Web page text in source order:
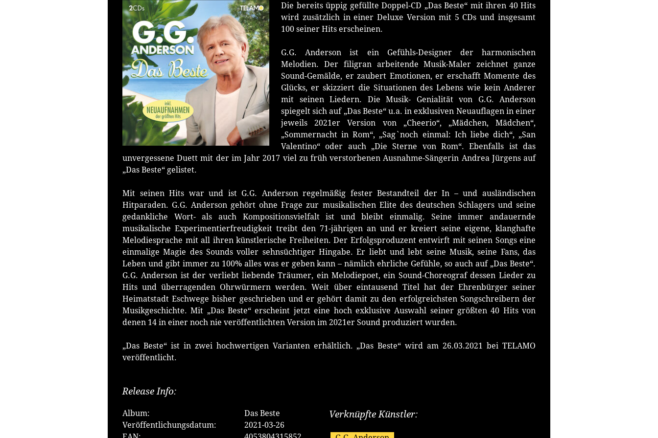
Die bereits üppig gefüllte Doppel-CD „Das Beste“ mit ihren 40 Hits
wird zusätzlich in einer Deluxe Version mit 5 CDs und insgesamt
100 seiner Hits erscheinen.
G.G. Anderson ist ein Gefühls-Designer der harmonischen
Melodien. Der filigran arbeitende Musik-Maler zeichnet ganze
Sound-Gemälde, er zaubert Emotionen, er erschafft Momente des
Glücks, er skizziert die Situationen des Lebens wie kein Anderer
mit seinen Liedern. Die Musik- Genialität von G.G. Anderson
spiegelt sich auf „Das Beste“ u.a. in exklusiven Neuauflagen in einer
jeweils 2021er Version von „Cheerio“, „Mädchen, Mädchen“,
„Sommernacht in Rom“, „Sag`noch einmal: Ich liebe dich“, „San
Valentino“ oder auch „Die Sterne von Rom“. Ebenfalls ist das
unvergessene Duett mit der im Jahr 2017 viel zu früh verstorbenen Ausnahme-Sängerin Andrea Jürgens auf
„Das Beste“ gelistet.
Mit seinen Hits war und ist G.G. Anderson regelmäßig fester Bestandteil der In – und ausländischen
Hitparaden. G.G. Anderson gehört ohne Frage zur musikalischen Elite des deutschen Schlagers und seine
gedankliche Wort- als auch Kompositionsvielfalt ist und bleibt einmalig. Seine immer andauernde
musikalische Experimentierfreudigkeit treibt den 71-jährigen an und er kreiert seine eigene, klanghafte
Melodiesprache mit all ihren künstlerische Freiheiten. Der Erfolgsproduzent entwirft mit seinen Songs eine
einmalige Magie des Sounds voller sehnsüchtiger Hingabe. Er liebt und lebt seine Musik, seine Fans, das
Leben und gibt immer zu 100% alles was er geben kann – nämlich ehrliche Gefühle, so auch auf „Das Beste“.
G.G. Anderson ist der verliebt liebende Träumer, ein Melodiepoet, ein Sound-Choreograf dessen Lieder zu
Hits und überragenden Ohrwürmern werden. Weit über eintausend Titel hat der Ehrenbürger seiner
Heimatstadt Eschwege bisher geschrieben und er gehört damit zu den erfolgreichsten Songschreibern der
Musikgeschichte. Mit „Das Beste“ erscheint jetzt eine hoch exklusive Auswahl seiner größten 40 Hits von
denen 14 in einer noch nie veröffentlichten Version im 2021er Sound produziert wurden.
„Das Beste“ ist in zwei hochwertigen Varianten erhältlich. „Das Beste“ wird am 26.03.2021 bei TELAMO
veröffentlicht.
Release Info:
Album:
Das Beste
Veröffentlichungsdatum:
2021-03-26
Verknüpfte Künstler: